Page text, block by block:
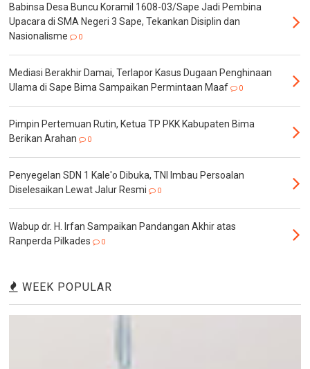
Babinsa Desa Buncu Koramil 1608-03/Sape Jadi Pembina
Upacara di SMA Negeri 3 Sape, Tekankan Disiplin dan
Nasionalisme
0
Mediasi Berakhir Damai, Terlapor Kasus Dugaan Penghinaan
Ulama di Sape Bima Sampaikan Permintaan Maaf
0
Pimpin Pertemuan Rutin, Ketua TP PKK Kabupaten Bima
Berikan Arahan
0
Penyegelan SDN 1 Kale'o Dibuka, TNI Imbau Persoalan
Diselesaikan Lewat Jalur Resmi
0
Wabup dr. H. Irfan Sampaikan Pandangan Akhir atas
Ranperda Pilkades
0
WEEK POPULAR